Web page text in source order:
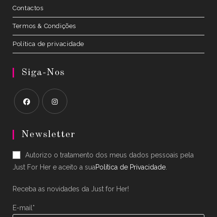
Contactos
Termos & Condições
Política de privacidade
Siga-Nos
in
new
tab
in
new
tab
Newsletter
Autorizo o tratamento dos meus dados pessoais pela
Just For Her e aceito a suaPolítica de Privacidade
Receba as novidades da Just for Her!
E-mail*